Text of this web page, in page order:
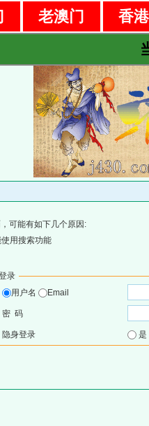
老澳门
香
可能有如下几个原因:
用搜索功能
录
用户名
Email
密 码
隐身登录